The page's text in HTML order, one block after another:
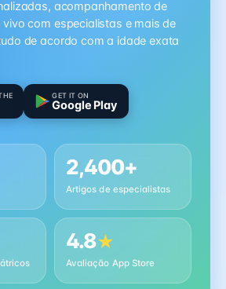
acompanhamento de
com especialistas e mais de
de acordo com a idade exata
GET IT ON
Google Play
2,400+
Artigos de especialistas
4.8★
Avaliação App Store